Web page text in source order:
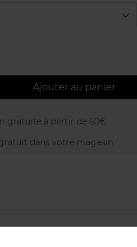
Ajouter au panier
gratuite à partir de 50€
dans votre magasin